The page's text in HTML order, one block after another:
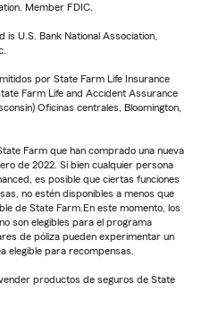
Member FDIC.
U.S. Bank National Association,
por State Farm Life Insurance
Farm Life and Accident Assurance
Oficinas centrales, Bloomington,
Farm que han comprado una nueva
de 2022. Si bien cualquier persona
es posible que ciertas funciones
no estén disponibles a menos que
de State Farm.En este momento, los
son elegibles para el programa
de póliza pueden experimentar un
elegible para recompensas.
productos de seguros de State